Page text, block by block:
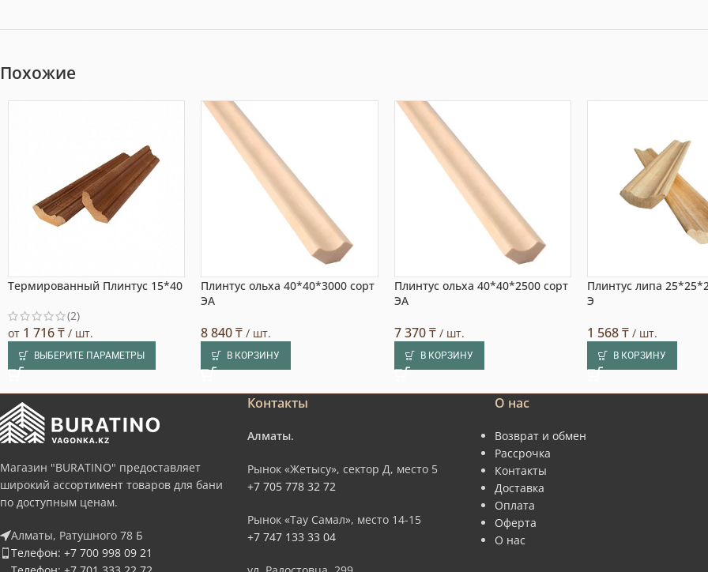
Похожие
Термированный Плинтус 15*40
(2)
от 1 716₸ / шт.
ВЫБЕРИТЕ ПАРАМЕТРЫ
Плинтус ольха 40*40*3000 сорт
ЭА
8 840₸ / шт.
В КОРЗИНУ
Плинтус ольха 40*40*2500 сорт
ЭА
7 370₸/ шт.
В КОРЗИНУ
Плинтус липа
Э
1 568₸ / шт.
В КОРЗИНУ
Магазин "BURATINO" предоставляет
широкий ассортимент товаров для бани
по доступным ценам.
Алматы, Ратушного 78 Б
Телефон: +7 700 998 09 21
Контакты
Алматы.
Рынок «Жетысу», сектор Д, место 5
+7 705 778 32 72
Рынок «Тау Самал», место 14-15
+7 747 133 33 04
О нас
Возврат и обмен
Рассрочка
Контакты
Доставка
Оплата
Оферта
О нас